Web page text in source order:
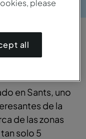
en Sants, uno
de la
de las zonas
solo 5
please
all